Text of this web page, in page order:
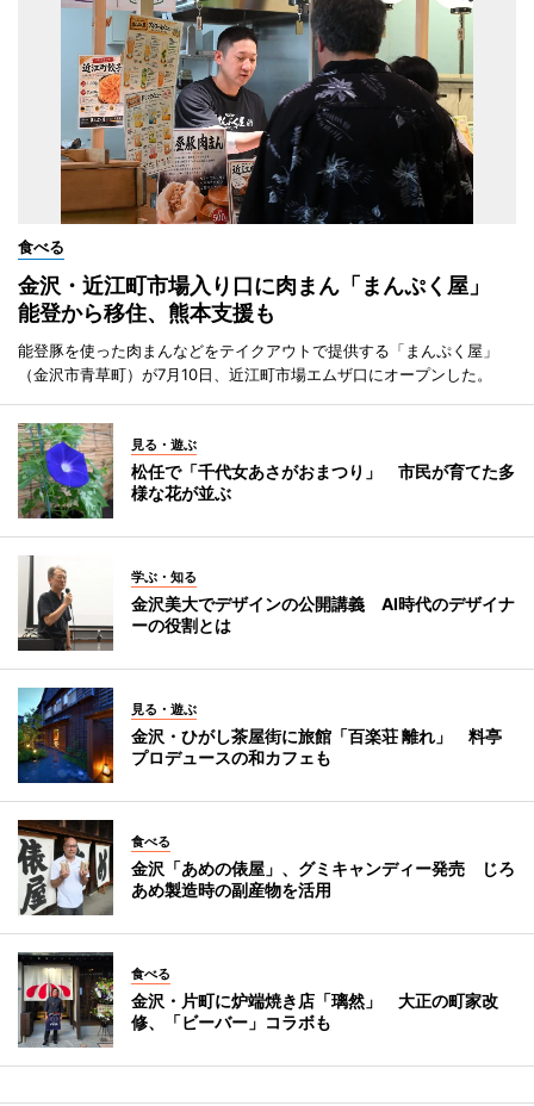
食べる
金沢・近江町市場入り口に肉まん「まんぷく屋」
能登から移住、熊本支援も
能登豚を使った肉まんなどをテイクアウトで提供する「まんぷく屋」
（金沢市青草町）が7月10日、近江町市場エムザ口にオープンした。
見る・遊ぶ
松任で「千代女あさがおまつり」 市民が育てた多
様な花が並ぶ
学ぶ・知る
金沢美大でデザインの公開講義 AI時代のデザイナ
ーの役割とは
見る・遊ぶ
金沢・ひがし茶屋街に旅館「百楽荘 離れ」 料亭
プロデュースの和カフェも
食べる
金沢「あめの俵屋」、グミキャンディー発売 じろ
あめ製造時の副産物を活用
食べる
金沢・片町に炉端焼き店「璃然」 大正の町家改
修、「ビーバー」コラボも